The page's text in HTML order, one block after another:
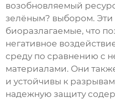
возобновляемый
зелёным? выбором.
биоразлагаемые, что
негативное
среду по сравнению с
материалами. Они
и устойчивы к
надежную защиту